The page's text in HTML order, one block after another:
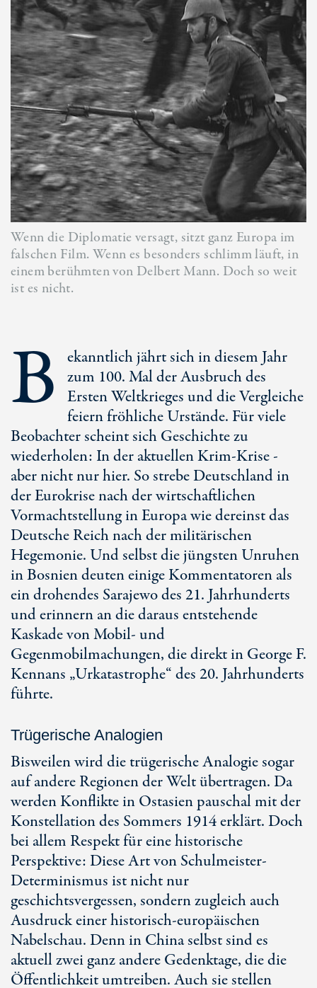
Wenn die Diplomatie versagt, sitzt ganz Europa im
falschen Film. Wenn es besonders schlimm läuft, in
einem berühmten von Delbert Mann. Doch so weit
ist es nicht.
B ekanntlich jährt sich in diesem Jahr
zum 100. Mal der Ausbruch des
Ersten Weltkrieges und die Vergleiche
feiern fröhliche Urstände. Für viele
Beobachter scheint sich Geschichte zu
wiederholen: In der aktuellen Krim-Krise -
aber nicht nur hier. So strebe Deutschland in
der Eurokrise nach der wirtschaftlichen
Vormachtstellung in Europa wie dereinst das
Deutsche Reich nach der militärischen
Hegemonie. Und selbst die jüngsten Unruhen
in Bosnien deuten einige Kommentatoren als
ein drohendes Sarajewo des 21. Jahrhunderts
und erinnern an die daraus entstehende
Kaskade von Mobil- und
Gegenmobilmachungen, die direkt in George F.
Kennans „Urkatastrophe“ des 20. Jahrhunderts
führte.
Trügerische Analogien
Bisweilen wird die trügerische Analogie sogar
auf andere Regionen der Welt übertragen. Da
werden Konflikte in Ostasien pauschal mit der
Konstellation des Sommers 1914 erklärt. Doch
bei allem Respekt für eine historische
Perspektive: Diese Art von Schulmeister-
Determinismus ist nicht nur
geschichtsvergessen, sondern zugleich auch
Ausdruck einer historisch-europäischen
Nabelschau. Denn in China selbst sind es
aktuell zwei ganz andere Gedenktage, die die
Öffentlichkeit umtreiben. Auch sie stellen